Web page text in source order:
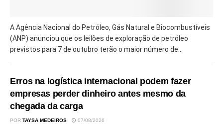
A Agência Nacional do Petróleo, Gás Natural e Biocombustíveis
(ANP) anunciou que os leilões de exploração de petróleo
previstos para 7 de outubro terão o maior número de...
Erros na logística internacional podem fazer
empresas perder dinheiro antes mesmo da
chegada da carga
POR TAYSA MEDEIROS 07/08/2026